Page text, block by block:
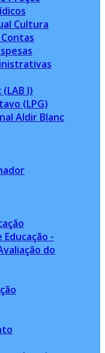
Cultura
I)
(LPG)
Aldir Blanc
Educação -
do